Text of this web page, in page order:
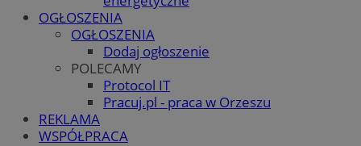
OGŁOSZENIA
OGŁOSZENIA
Dodaj ogłoszenie
POLECAMY
Protocol IT
Pracuj.pl - praca w Orzeszu
REKLAMA
WSPÓŁPRACA